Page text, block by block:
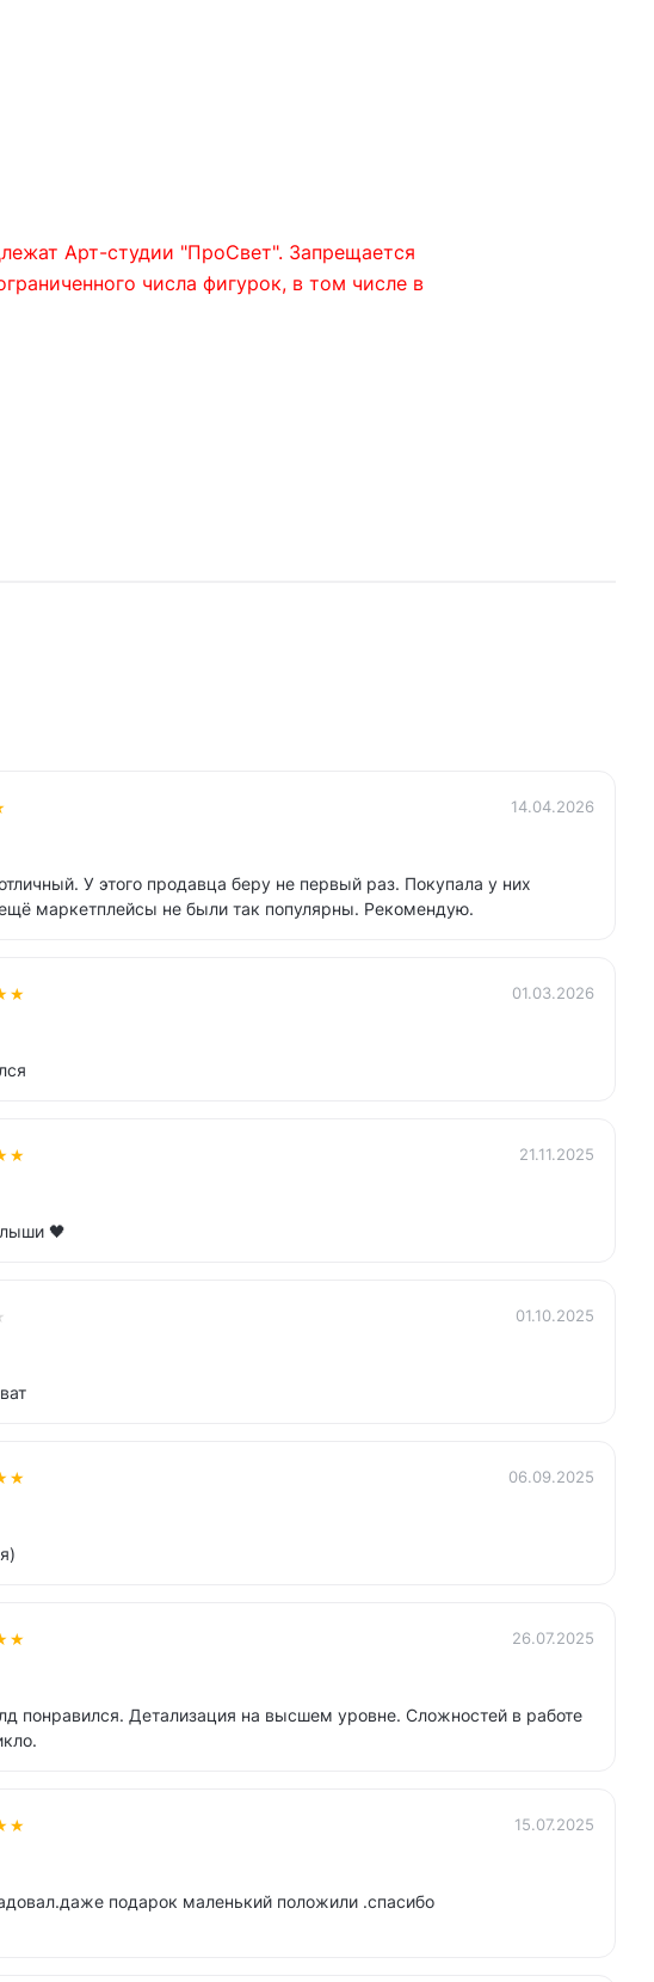
Арт-студии "ПроСвет". Запрещается
числа фигурок, в том числе в
14.04.2026
У этого продавца беру не первый раз. Покупала у них
маркетплейсы не были так популярны. Рекомендую.
★ 01.03.2026
★ 21.11.2025
🖤
01.10.2025
★ 06.09.2025
★ 26.07.2025
понравился. Детализация на высшем уровне. Сложностей в работе
★ 15.07.2025
подарок маленький положили .спасибо